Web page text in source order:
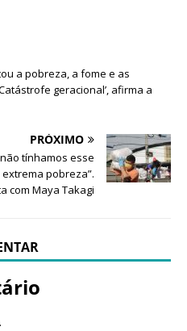
a pobreza, a fome e as
geracional’, afirma a
PRÓXIMO
tínhamos esse
pobreza”.
com Maya Takagi